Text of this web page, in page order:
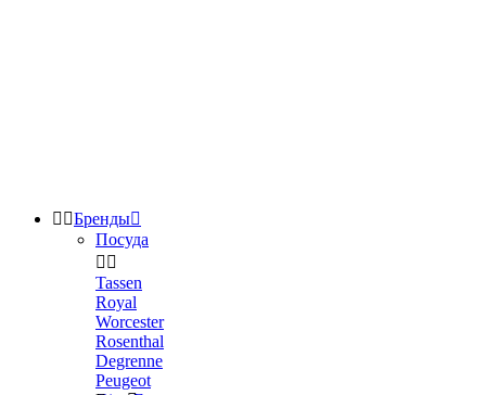
 Бренды
Посуда
 
Tassen
Royal
Worcester
Rosenthal
Degrenne
Peugeot